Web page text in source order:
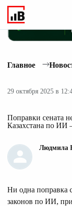
Главное
29 октября 2025 в
Поправки сената
Казахстана по
Людмила
Ни одна поправка
законов по ИИ,